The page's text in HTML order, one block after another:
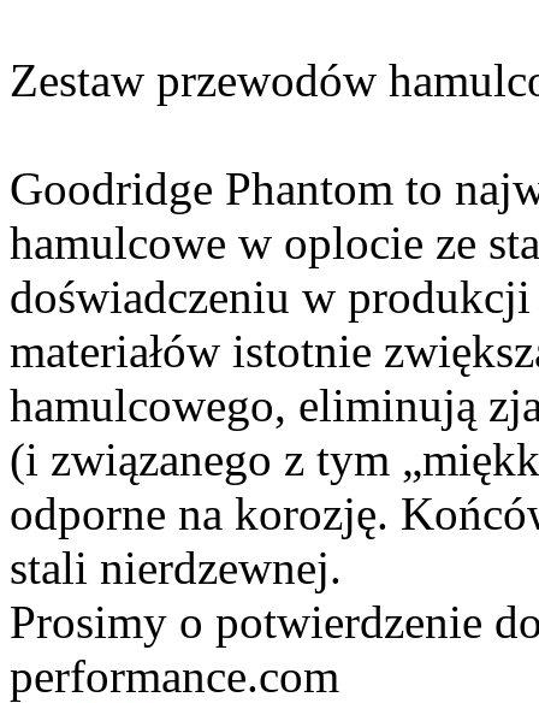
Zestaw przewodów
Goodridge Phantom to
hamulcowe w oplocie ze
doświadczeniu w
materiałów istotnie
hamulcowego, eliminują
(i związanego z tym
odporne na korozję.
stali nierdzewnej.
Prosimy o potwierdzenie
performance.com